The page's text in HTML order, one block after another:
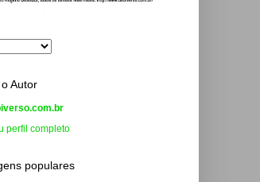
Autor
perfil completo
populares